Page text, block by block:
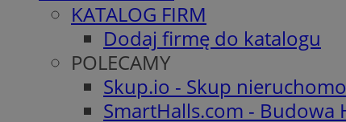
KATALOG FIRM
Dodaj firmę do katalogu
POLECAMY
Skup.io - Skup
SmartHalls.com - Budowa